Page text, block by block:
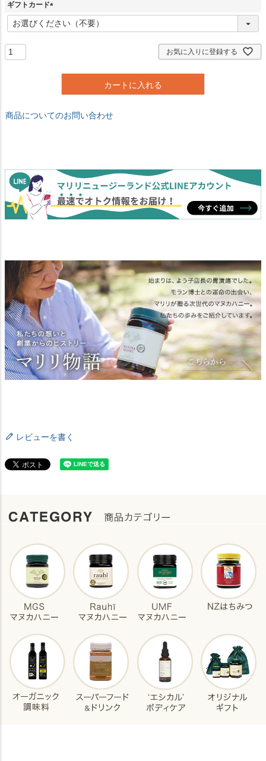
ギフトカード
(
必
お気に入りに登録する
カートに入れる
商品についてのお問い合わせ
レビューを書く